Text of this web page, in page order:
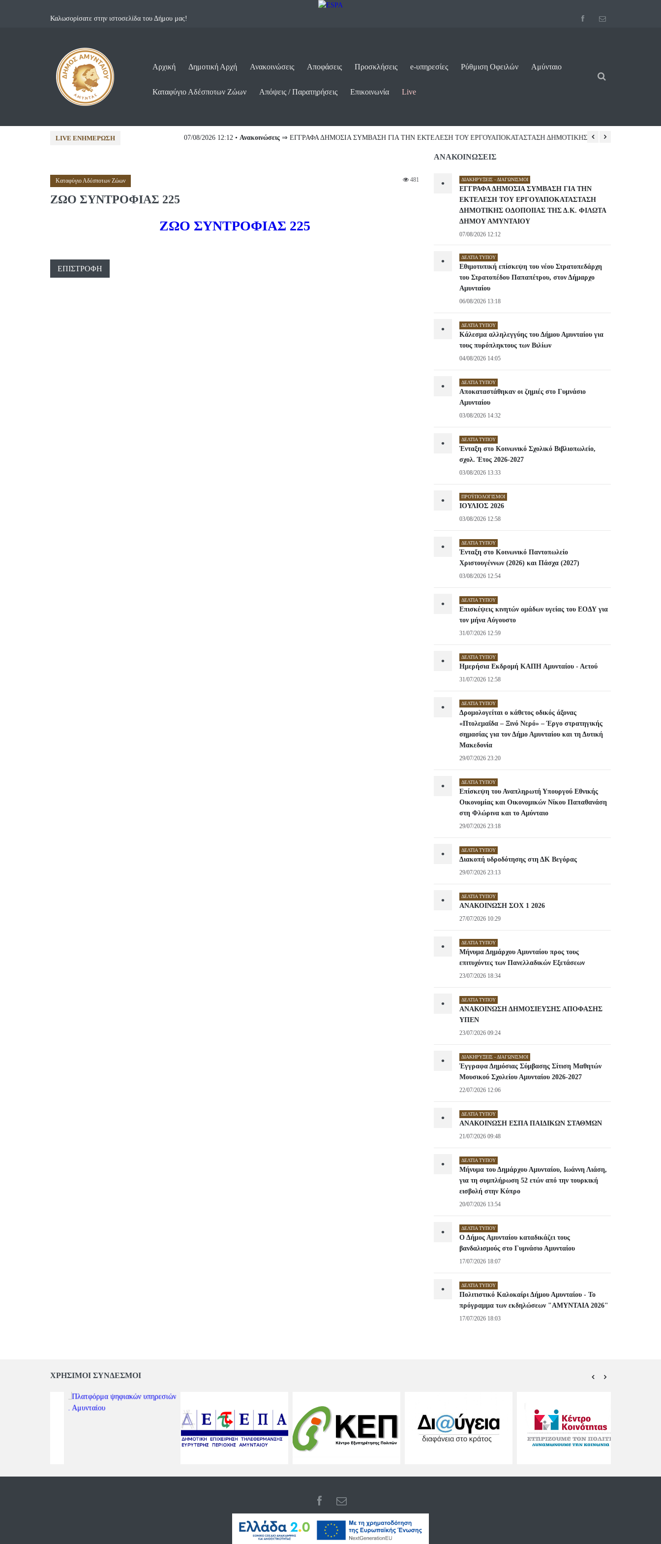
Καλωσορίσατε στην ιστοσελίδα του Δήμου μας!
Αρχική Δημοτική Αρχή Ανακοινώσεις Αποφάσεις Προσκλήσεις e-υπηρεσίες Ρύθμιση Οφειλών Αμύνταιο
Καταφύγιο Αδέσποτων Ζώων Απόψεις / Παρατηρήσεις Επικοινωνία Live
LIVE ΕΝΗΜΈΡΩΣΗ 07/08/2026 12:12 •Ανακοινώσεις⇒ ΕΓΓΡΑΦΑ ΔΗΜΟΣΙΑ ΣΥΜΒΑΣΗ ΓΙΑ ΤΗΝ ΕΚΤΕΛΕΣΗ ΤΟΥ ΕΡΓΟΥΑΠΟΚΑΤΑΣΤΑΣΗ ΔΗΜΟΤΙΚΗΣ ...
Καταφύγιο Αδέσποτων Ζώων 481
ΖΩΟ ΣΥΝΤΡΟΦΙΑΣ 225
ΖΩΟ ΣΥΝΤΡΟΦΙΑΣ 225
ΕΠΙΣΤΡΟΦΉ
ΑΝΑΚΟΙΝΩΣΕΙΣ
• ΔΙΑΚΗΡΎΞΕΙΣ - ΔΙΑΓΩΝΙΣΜΟΊ
ΕΓΓΡΑΦΑ ΔΗΜΟΣΙΑ ΣΥΜΒΑΣΗ ΓΙΑ ΤΗΝ
ΕΚΤΕΛΕΣΗ ΤΟΥ ΕΡΓΟΥΑΠΟΚΑΤΑΣΤΑΣΗ
ΔΗΜΟΤΙΚΗΣ ΟΔΟΠΟΙΙΑΣ ΤΗΣ Δ.Κ. ΦΙΛΩΤΑ
ΔΗΜΟΥ ΑΜΥΝΤΑΙΟΥ
07/08/2026 12:12
• ΔΕΛΤΊΑ ΤΎΠΟΥ
Εθιμοτυπική επίσκεψη του νέου Στρατοπεδάρχη
του Στρατοπέδου Παπαπέτρου, στον Δήμαρχο
Αμυνταίου
06/08/2026 13:18
• ΔΕΛΤΊΑ ΤΎΠΟΥ
Κάλεσμα αλληλεγγύης του Δήμου Αμυνταίου για
τους πυρόπληκτους των Βιλίων
04/08/2026 14:05
• ΔΕΛΤΊΑ ΤΎΠΟΥ
Αποκαταστάθηκαν οι ζημιές στο Γυμνάσιο
Αμυνταίου
03/08/2026 14:32
• ΔΕΛΤΊΑ ΤΎΠΟΥ
Ένταξη στο Κοινωνικό Σχολικό Βιβλιοπωλείο,
σχολ. Έτος 2026-2027
03/08/2026 13:33
• ΠΡΟΫΠΟΛΟΓΙΣΜΟΊ
ΙΟΥΛΙΟΣ 2026
03/08/2026 12:58
• ΔΕΛΤΊΑ ΤΎΠΟΥ
Ένταξη στο Κοινωνικό Παντοπωλείο
Χριστουγέννων (2026) και Πάσχα (2027)
03/08/2026 12:54
• ΔΕΛΤΊΑ ΤΎΠΟΥ
Επισκέψεις κινητών ομάδων υγείας του ΕΟΔΥ για
τον μήνα Αύγουστο
31/07/2026 12:59
• ΔΕΛΤΊΑ ΤΎΠΟΥ
Ημερήσια Εκδρομή ΚΑΠΗ Αμυνταίου - Αετού
31/07/2026 12:58
• ΔΕΛΤΊΑ ΤΎΠΟΥ
Δρομολογείται ο κάθετος οδικός άξονας
«Πτολεμαΐδα – Ξινό Νερό» – Έργο στρατηγικής
σημασίας για τον Δήμο Αμυνταίου και τη Δυτική
Μακεδονία
29/07/2026 23:20
• ΔΕΛΤΊΑ ΤΎΠΟΥ
Επίσκεψη του Αναπληρωτή Υπουργού Εθνικής
Οικονομίας και Οικονομικών Νίκου Παπαθανάση
στη Φλώρινα και το Αμύνταιο
29/07/2026 23:18
• ΔΕΛΤΊΑ ΤΎΠΟΥ
Διακοπή υδροδότησης στη ΔΚ Βεγόρας
29/07/2026 23:13
• ΔΕΛΤΊΑ ΤΎΠΟΥ
ΑΝΑΚΟΙΝΩΣΗ ΣΟΧ 1 2026
27/07/2026 10:29
• ΔΕΛΤΊΑ ΤΎΠΟΥ
Μήνυμα Δημάρχου Αμυνταίου προς τους
επιτυχόντες των Πανελλαδικών Εξετάσεων
23/07/2026 18:34
• ΔΕΛΤΊΑ ΤΎΠΟΥ
ΑΝΑΚΟΙΝΩΣΗ ΔΗΜΟΣΙΕΥΣΗΣ ΑΠΟΦΑΣΗΣ
ΥΠΕΝ
23/07/2026 09:24
• ΔΙΑΚΗΡΎΞΕΙΣ - ΔΙΑΓΩΝΙΣΜΟΊ
Έγγραφα Δημόσιας Σύμβασης Σίτιση Μαθητών
Μουσικού Σχολείου Αμυνταίου 2026-2027
22/07/2026 12:06
• ΔΕΛΤΊΑ ΤΎΠΟΥ
ΑΝΑΚΟΙΝΩΣΗ ΕΣΠΑ ΠΑΙΔΙΚΩΝ ΣΤΑΘΜΩΝ
21/07/2026 09:48
• ΔΕΛΤΊΑ ΤΎΠΟΥ
Μήνυμα του Δημάρχου Αμυνταίου, Ιωάννη Λιάση,
για τη συμπλήρωση 52 ετών από την τουρκική
εισβολή στην Κύπρο
20/07/2026 13:54
• ΔΕΛΤΊΑ ΤΎΠΟΥ
Ο Δήμος Αμυνταίου καταδικάζει τους
βανδαλισμούς στο Γυμνάσιο Αμυνταίου
17/07/2026 18:07
• ΔΕΛΤΊΑ ΤΎΠΟΥ
Πολιτιστικό Καλοκαίρι Δήμου Αμυνταίου - Το
πρόγραμμα των εκδηλώσεων "ΑΜΥΝΤΑΙΑ 2026"
17/07/2026 18:03
ΧΡΗΣΙΜΟΙ ΣΥΝΔΕΣΜΟΙ